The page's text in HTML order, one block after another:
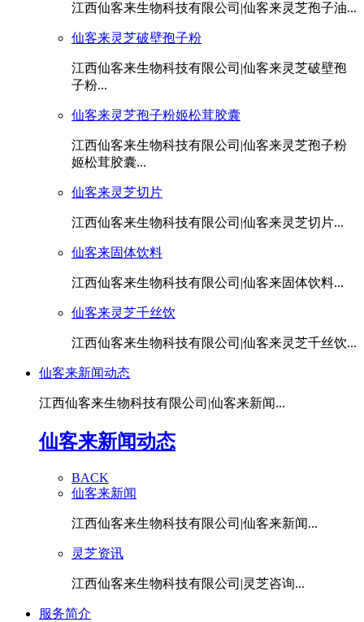
江西仙客来生物科技有限公司|仙客来灵芝孢子油...
仙客来灵芝破壁孢子粉
江西仙客来生物科技有限公司|仙客来灵芝破壁孢
子粉...
仙客来灵芝孢子粉姬松茸胶囊
江西仙客来生物科技有限公司|仙客来灵芝孢子粉
姬松茸胶囊...
仙客来灵芝切片
江西仙客来生物科技有限公司|仙客来灵芝切片...
仙客来固体饮料
江西仙客来生物科技有限公司|仙客来固体饮料...
仙客来灵芝千丝饮
江西仙客来生物科技有限公司|仙客来灵芝千丝饮...
仙客来新闻动态
江西仙客来生物科技有限公司|仙客来新闻...
仙客来新闻动态
BACK
仙客来新闻
江西仙客来生物科技有限公司|仙客来新闻...
灵芝资讯
江西仙客来生物科技有限公司|灵芝咨询...
服务简介